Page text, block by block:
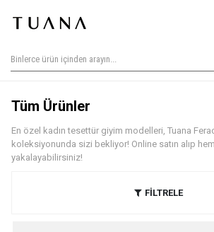
Tüm Ürünler
En özel kadın tesettür giyim modelleri, Tuana
koleksiyonunda sizi bekliyor! Online satın alıp
yakalayabilirsiniz!
FİLTRELE